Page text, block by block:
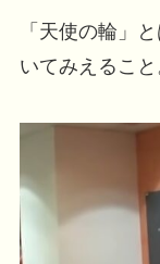
「天使の輪」
いてみえること